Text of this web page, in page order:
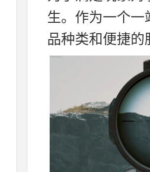
生。作为一个一
品种类和便捷